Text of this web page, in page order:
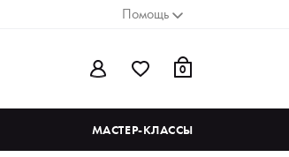
Помощь
0
МАСТЕР-КЛАССЫ